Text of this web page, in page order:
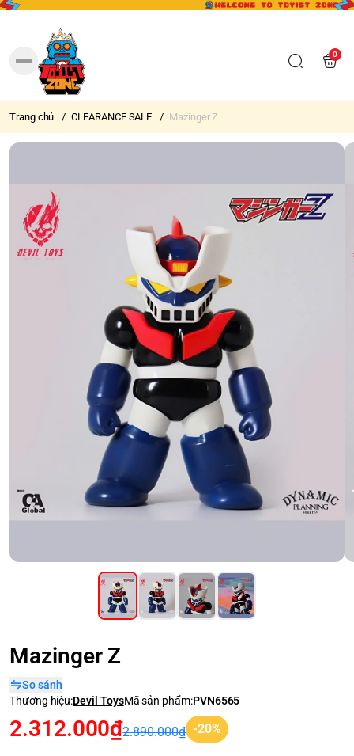
0
Trang chủ / CLEARANCE SALE / Mazinger Z
Mazinger Z
So sánh
Thương hiệu:Devil ToysMã sản phẩm:PVN6565
2.312.000₫2.890.000₫ -20%